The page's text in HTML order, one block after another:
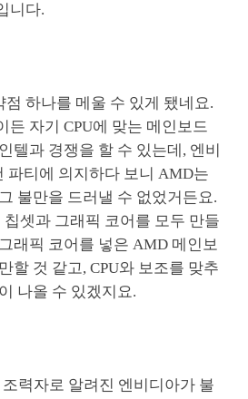
니다.
하나를 메울 수 있게 됐네요.
든 자기 CPU에 맞는 메인보드
텔과 경쟁을 할 수 있는데, 엔비
파티에 의지하다 보니 AMD는
불만을 드러낼 수 없었거든요.
셋과 그래픽 코어를 모두 만들
래픽 코어를 넣은 AMD 메인보
할 것 같고, CPU와 보조를 맞추
나올 수 있겠지요.
력자로 알려진 엔비디아가 불